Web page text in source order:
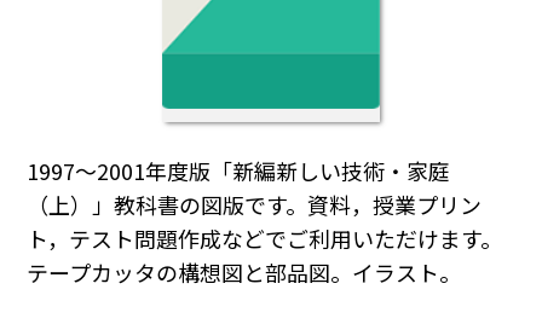
1997～2001年度版「新編新しい技術・家庭
（上）」教科書の図版です。資料，授業プリン
ト，テスト問題作成などでご利用いただけます。
テープカッタの構想図と部品図。イラスト。